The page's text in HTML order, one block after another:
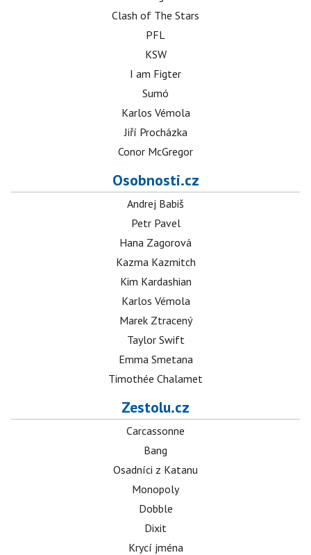
Clash of The Stars
PFL
KSW
I am Figter
Sumó
Karlos Vémola
Jiří Procházka
Conor McGregor
Osobnosti.cz
Andrej Babiš
Petr Pavel
Hana Zagorová
Kazma Kazmitch
Kim Kardashian
Karlos Vémola
Marek Ztracený
Taylor Swift
Emma Smetana
Timothée Chalamet
Zestolu.cz
Carcassonne
Bang
Osadníci z Katanu
Monopoly
Dobble
Dixit
Krycí jména